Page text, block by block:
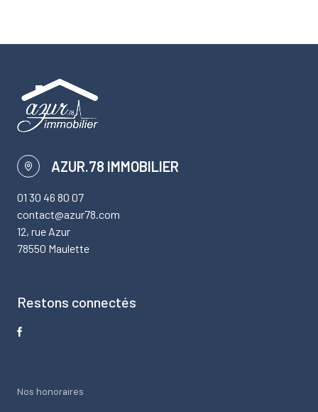
AZUR.78 IMMOBILIER
01 30 46 80 07
contact@azur78.com
12, rue Azur
78550 Maulette
Restons connectés
Nos honoraires